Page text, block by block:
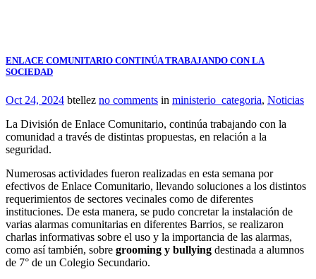
ENLACE COMUNITARIO CONTINÚA TRABAJANDO CON LA
SOCIEDAD
Oct 24, 2024 btellez no comments in ministerio_categoria, Noticias
La División de Enlace Comunitario, continúa trabajando con la
comunidad a través de distintas propuestas, en relación a la
seguridad.
Numerosas actividades fueron realizadas en esta semana por
efectivos de Enlace Comunitario, llevando soluciones a los distintos
requerimientos de sectores vecinales como de diferentes
instituciones. De esta manera, se pudo concretar la instalación de
varias alarmas comunitarias en diferentes Barrios, se realizaron
charlas informativas sobre el uso y la importancia de las alarmas,
como así también, sobre grooming y bullying destinada a alumnos
de 7° de un Colegio Secundario.